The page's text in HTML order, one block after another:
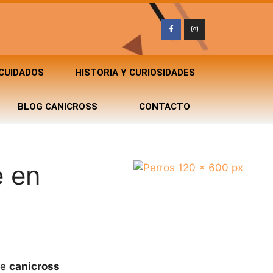
HISTORIA Y CURIOSIDADES
BLOG CANICROSS CONTACTO
en
canicross